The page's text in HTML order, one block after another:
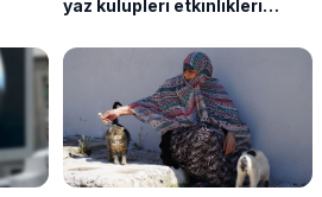
yaz kulüpleri etkinlikleri